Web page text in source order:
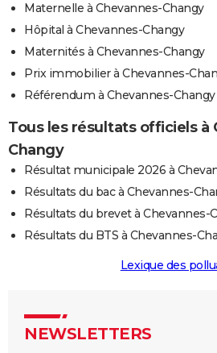
Maternelle à Chevannes-Changy
Hôpital à Chevannes-Changy
Maternités à Chevannes-Changy
Prix immobilier à Chevannes-
Référendum à Chevannes-Changy
Tous les résultats officiels à
Changy
Résultat municipale 2026 à
Résultats du bac à Chevannes-
Résultats du brevet à Chevannes-
Résultats du BTS à Chevannes-
Lexique des
NEWSLETTERS